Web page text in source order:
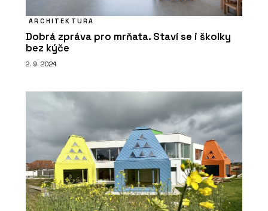
ARCHITEKTURA
Dobrá zpráva pro mrňata. Staví se i školky
bez kýče
2. 9. 2024